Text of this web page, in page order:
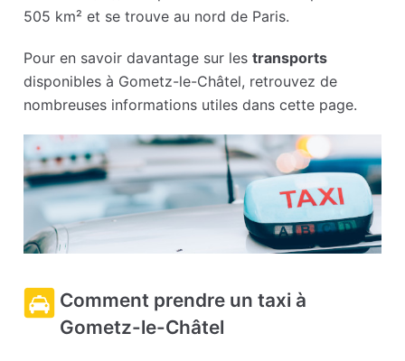
505 km² et se trouve au nord de Paris.
Pour en savoir davantage sur lestransports
disponibles à Gometz-le-Châtel, retrouvez de
nombreuses informations utiles dans cette page.
Comment prendre un taxi à
Gometz-le-Châtel